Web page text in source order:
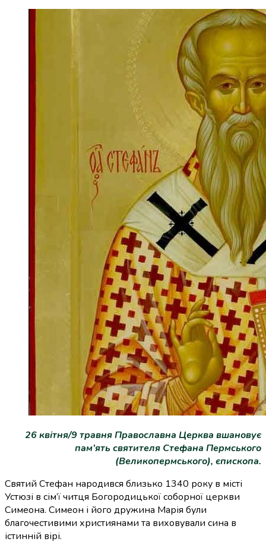
26 квітня/9 травня Православна Церква вшановує
пам’ять святителя Стефана Пермського
(Великопермського), єпископа.
Святий Стефан народився близько 1340 року в місті
Устюзі в сім’ї читця Богородицької соборної церкви
Симеона. Симеон і його дружина Марія були
благочестивими християнами та виховували сина в
істинній вірі.